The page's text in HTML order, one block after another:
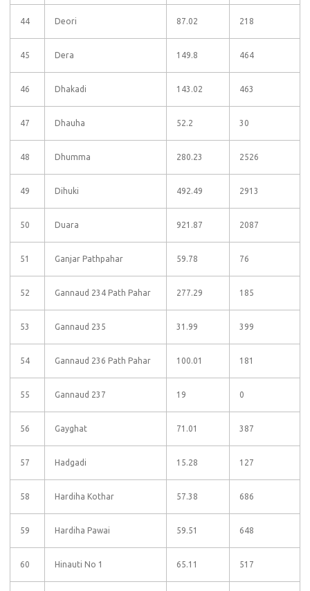
44 Deori 87.02 218
45 Dera 149.8 464
46 Dhakadi 143.02 463
47 Dhauha 52.2 30
48 Dhumma 280.23 2526
49 Dihuki 492.49 2913
50 Duara 921.87 2087
51 Ganjar Pathpahar 59.78 76
52 Gannaud 234 Path Pahar 277.29 185
53 Gannaud 235 31.99 399
54 Gannaud 236 Path Pahar 100.01 181
55 Gannaud 237 19 0
56 Gayghat 71.01 387
57 Hadgadi 15.28 127
58 Hardiha Kothar 57.38 686
59 Hardiha Pawai 59.51 648
60 Hinauti No 1 65.11 517